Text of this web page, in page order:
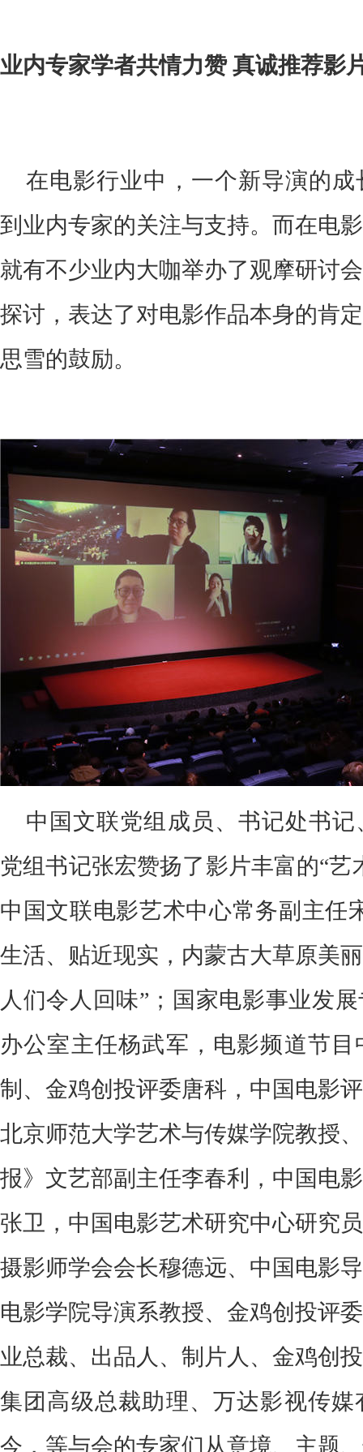
在电影行业中，一个新导演的
到业内专家的关注与支持。而在电
就有不少业内大咖举办了观摩研讨
探讨，表达了对电影作品本身的肯
思雪的鼓励。
中国文联党组成员、书记处书
党组书记张宏赞扬了影片丰富的“艺
中国文联电影艺术中心常务副主任
生活、贴近现实，内蒙古大草原美
人们令人回味”；国家电影事业发
办公室主任杨武军，电影频道节
制、金鸡创投评委唐科，中国电影